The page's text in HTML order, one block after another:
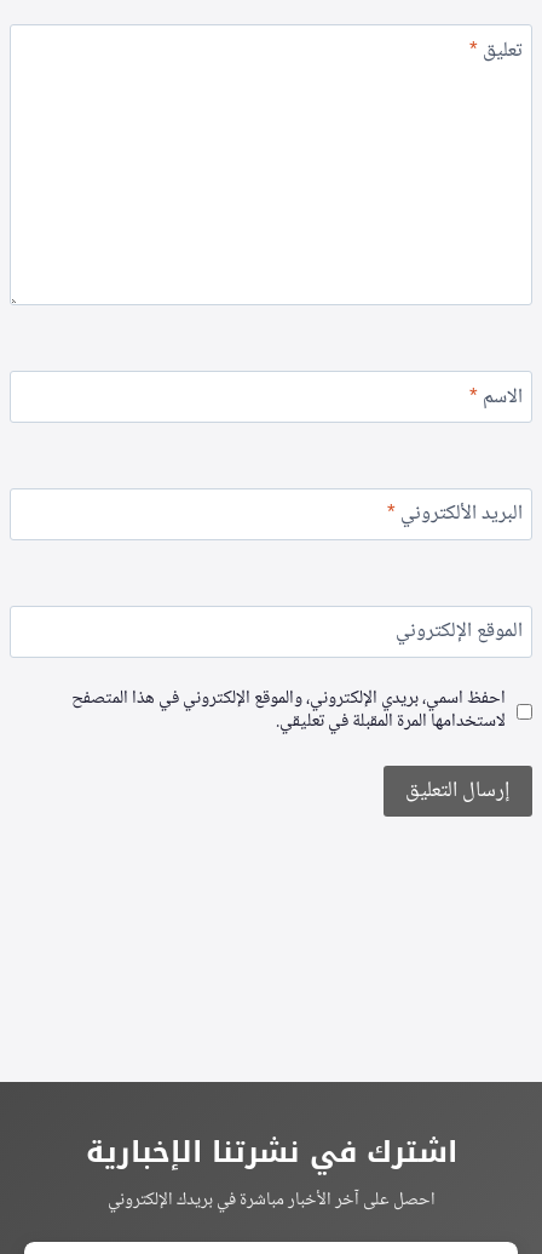
تعليق*
الاسم*
البريد الألكتروني*
الموقع الإلكتروني
احفظ اسمي، بريدي الإلكتروني، والموقع الإلكتروني في هذا المتصفح
لاستخدامها المرة المقبلة في تعليقي.
اشترك في نشرتنا الإخبارية
احصل على آخر الأخبار مباشرة في بريدك الإلكتروني